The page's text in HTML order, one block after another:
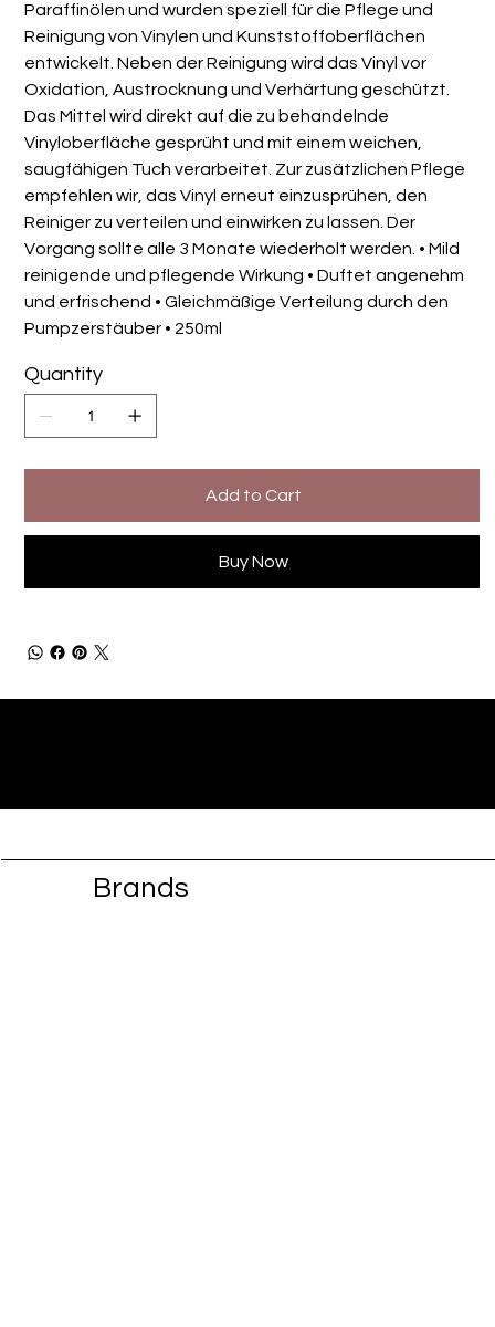
Paraffinölen und wurden speziell für die Pflege und
Reinigung von Vinylen und Kunststoffoberflächen
entwickelt. Neben der Reinigung wird das Vinyl vor
Oxidation, Austrocknung und Verhärtung geschützt.
Das Mittel wird direkt auf die zu behandelnde
Vinyloberfläche gesprüht und mit einem weichen,
saugfähigen Tuch verarbeitet. Zur zusätzlichen Pflege
empfehlen wir, das Vinyl erneut einzusprühen, den
Reiniger zu verteilen und einwirken zu lassen. Der
Vorgang sollte alle 3 Monate wiederholt werden. • Mild
reinigende und pflegende Wirkung • Duftet angenehm
und erfrischend • Gleichmäßige Verteilung durch den
Pumpzerstäuber • 250ml
Quantity
Add to Cart
Buy Now
Brands